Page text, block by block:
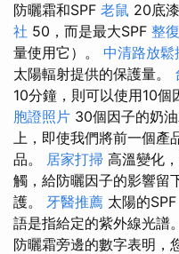
防曬霜和SPF 老鼠 20底
社 50，而是最大SPF 整
量使用它）。 中清路放鬆
太陽輻射提供的保護量。
10分鐘，則可以使用10個
胞證照片 30個因子的奶
上，即使我們將前一個產
品。 居家打掃 高溫變化
觸，給防曬因子的影響留
護。 牙醫推薦 太陽的
語是指給定的紫外線光譜。
防曬霜旁邊的數字表明，